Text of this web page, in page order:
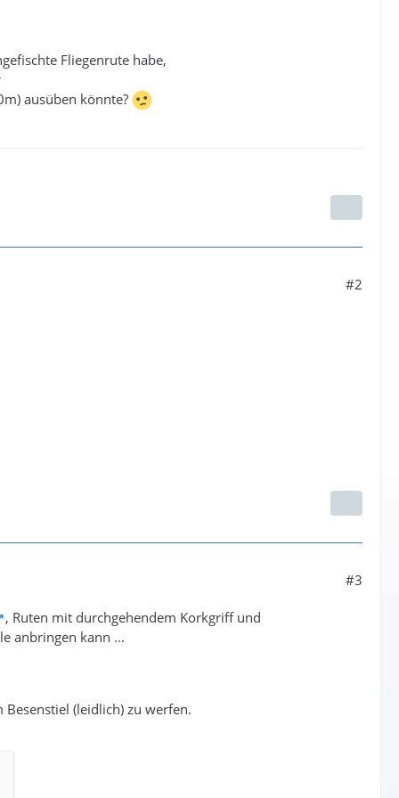
Fliegenrute habe,
ausüben könnte?
#2
#3
, Ruten mit durchgehendem Korkgriff und
anbringen kann ...
(leidlich) zu werfen.